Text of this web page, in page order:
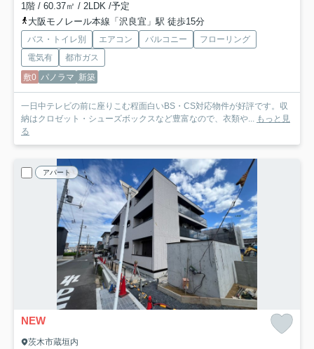
1階 / 60.37㎡ / 2LDK /予定
大阪モノレール本線「沢良宜」駅 徒歩15分
バス・トイレ別 エアコン バルコニー
フローリング
電気有
都市ガス
敷0 パノラマ 新築
一日中テレビの前に座りこむ程面白いBS・CS対応物件が好評です。収
納はクロゼット・シューズボックスなど豊富なので、衣類や... もっと見
る
アパート
NEW
茨木市蔵垣内